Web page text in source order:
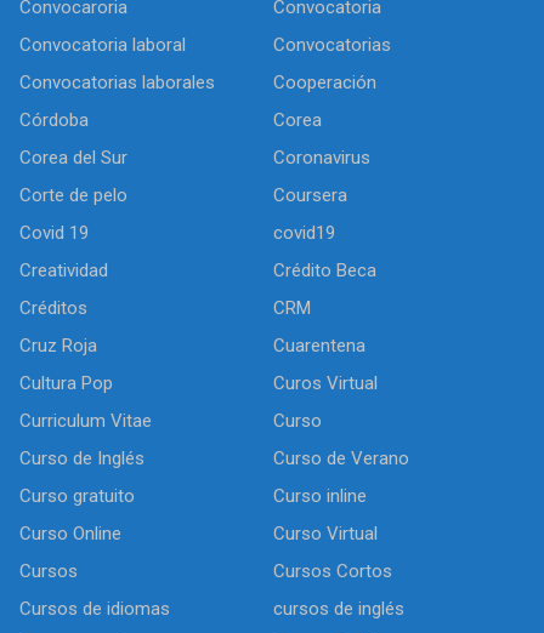
Convocaroria
Convocatoria
Convocatoria laboral
Convocatorias
Convocatorias laborales
Cooperación
Córdoba
Corea
Corea del Sur
Coronavirus
Corte de pelo
Coursera
Covid 19
covid19
Creatividad
Crédito Beca
Créditos
CRM
Cruz Roja
Cuarentena
Cultura Pop
Curos Virtual
Curriculum Vitae
Curso
Curso de Inglés
Curso de Verano
Curso gratuito
Curso inline
Curso Online
Curso Virtual
Cursos
Cursos Cortos
Cursos de idiomas
cursos de inglés